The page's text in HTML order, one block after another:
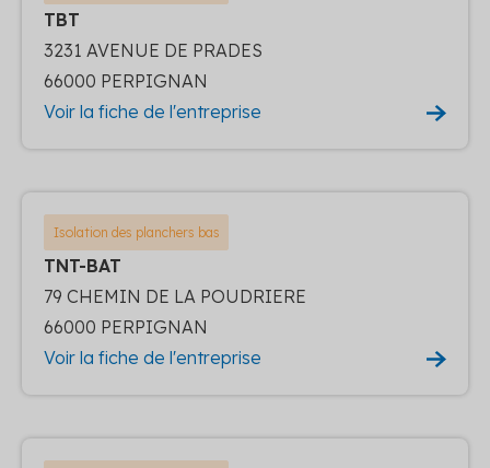
TBT
3231 AVENUE DE PRADES
66000 PERPIGNAN
Voir la fiche de l'entreprise
Isolation des planchers bas
TNT-BAT
79 CHEMIN DE LA POUDRIERE
66000 PERPIGNAN
Voir la fiche de l'entreprise